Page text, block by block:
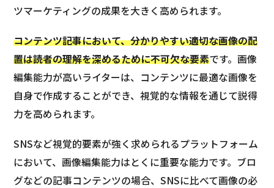
ツマーケティングの成果を大きく高められます。
コンテンツ記事において、分かりやすい適切な画像の配
置は読者の理解を深めるために不可欠な要素です。画像
編集能力が高いライターは、コンテンツに最適な画像を
自身で作成することができ、視覚的な情報を通じて説得
力を高められます。
SNSなど視覚的要素が強く求められるプラットフォーム
において、画像編集能力はとくに重要な能力です。ブロ
グなどの記事コンテンツの場合、SNSに比べて画像の必